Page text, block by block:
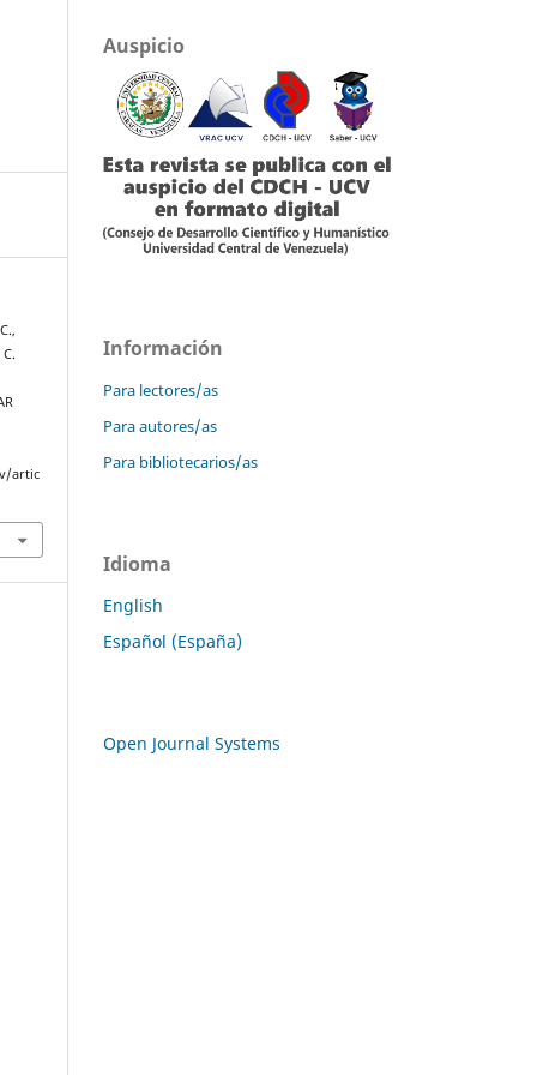
artic
Auspicio
Información
Para lectores/as
Para autores/as
Para bibliotecarios/as
Idioma
English
Español (España)
Open Journal Systems